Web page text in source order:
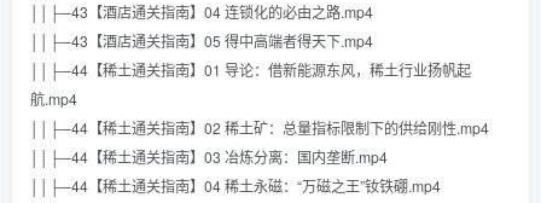
││├─43【酒店通关指南】04 连锁化的必由之路.mp4
││├─43【酒店通关指南】05 得中高端者得天下.mp4
││├─44【稀土通关指南】01 导论：借新能源东风，稀土行业扬帆起
航.mp4
││├─44【稀土通关指南】02 稀土矿：总量指标限制下的供给刚性.mp4
││├─44【稀土通关指南】03 冶炼分离：国内垄断.mp4
││├─44【稀土通关指南】04 稀土永磁：“万磁之王”钕铁硼.mp4